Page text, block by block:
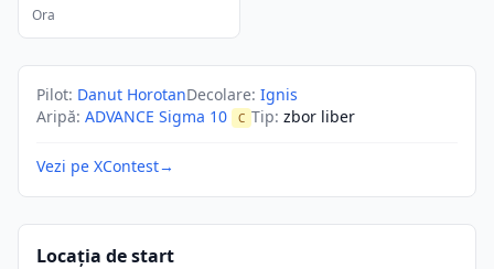
Ora
Pilot: Danut HorotanDecolare: Ignis
Aripă: ADVANCE Sigma 10 C Tip: zbor liber
Vezi pe XContest→
Locația de start